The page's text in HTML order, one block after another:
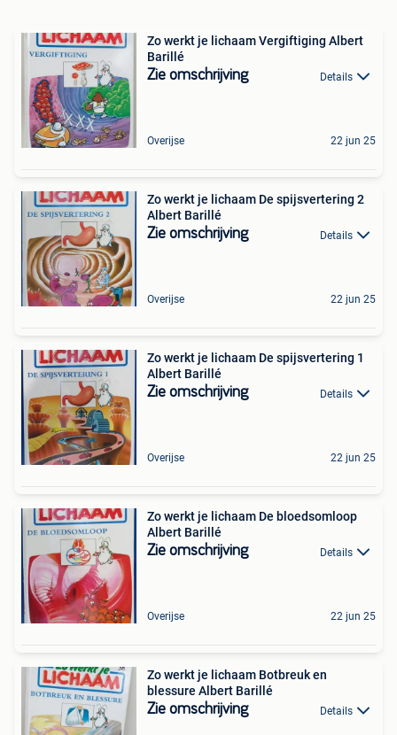
Zo werkt je lichaam Vergiftiging Albert
Barillé
Zie omschrijving Details
Overijse 22 jun 25
Zo werkt je lichaam De spijsvertering 2
Albert Barillé
Zie omschrijving Details
Overijse 22 jun 25
Zo werkt je lichaam De spijsvertering 1
Albert Barillé
Zie omschrijving Details
Overijse 22 jun 25
Zo werkt je lichaam De bloedsomloop
Albert Barillé
Zie omschrijving Details
Overijse 22 jun 25
Zo werkt je lichaam Botbreuk en
blessure Albert Barillé
Zie omschrijving Details